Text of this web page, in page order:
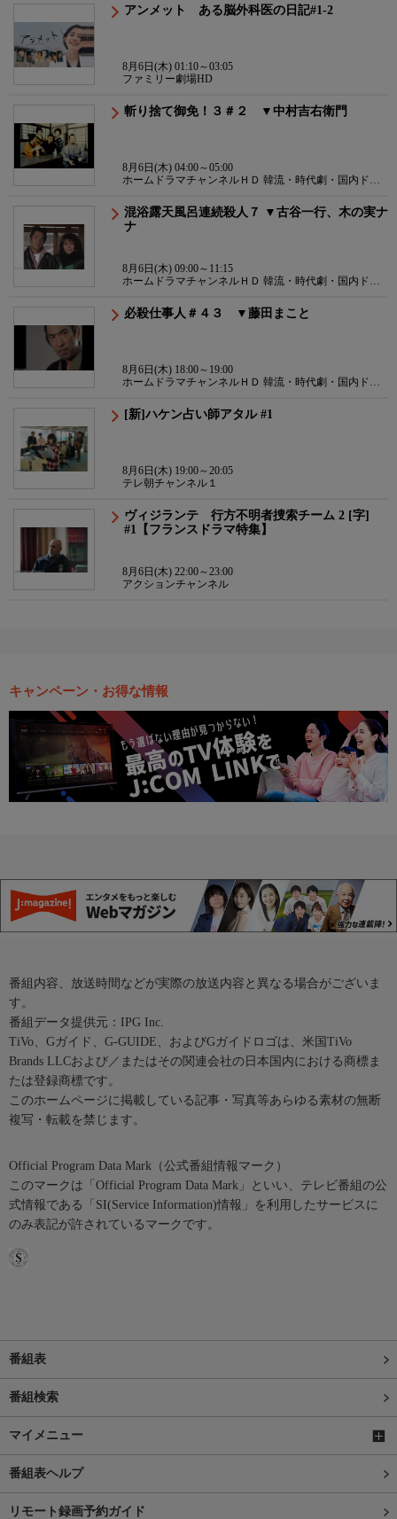
アンメット ある脳外科医の日記#1-2
8月6日(木) 01:10～03:05
ファミリー劇場HD
斬り捨て御免！３＃２ ▼中村吉右衛門
8月6日(木) 04:00～05:00
ホームドラマチャンネルＨＤ 韓流・時代劇・国内ドラ
混浴露天風呂連続殺人７ ▼古谷一行、木の実ナ
ナ
8月6日(木) 09:00～11:15
ホームドラマチャンネルＨＤ 韓流・時代劇・国内ドラ
必殺仕事人＃４３ ▼藤田まこと
8月6日(木) 18:00～19:00
ホームドラマチャンネルＨＤ 韓流・時代劇・国内ドラ
[新]ハケン占い師アタル #1
8月6日(木) 19:00～20:05
テレ朝チャンネル１
ヴィジランテ 行方不明者捜索チーム 2 [字]
#1【フランスドラマ特集】
8月6日(木) 22:00～23:00
アクションチャンネル
キャンペーン・お得な情報
番組内容、放送時間などが実際の放送内容と異なる場合がございま
す。
番組データ提供元：IPG Inc.
TiVo、Gガイド、G-GUIDE、およびGガイドロゴは、米国TiVo
Brands LLCおよび／またはその関連会社の日本国内における商標ま
たは登録商標です。
このホームページに掲載している記事・写真等あらゆる素材の無断
複写・転載を禁じます。
Official Program Data Mark（公式番組情報マーク）
このマークは「Official Program Data Mark」といい、テレビ番組の公
式情報である「SI(Service Information)情報」を利用したサービスに
のみ表記が許されているマークです。
番組表
番組検索
マイメニュー
番組表ヘルプ
リモート録画予約ガイド